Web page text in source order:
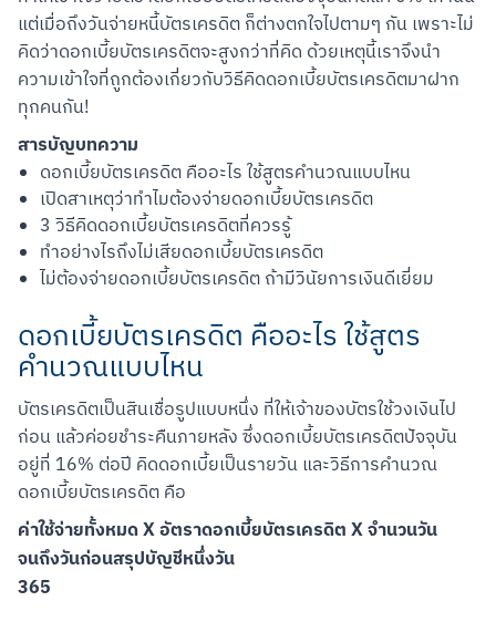
แต่เมื่อถึงวันจ่ายหนี้บัตรเครดิต ก็ต่างตกใจไปตามๆ กัน เพราะไม่
คิดว่าดอกเบี้ยบัตรเครดิตจะสูงกว่าที่คิด ด้วยเหตุนี้เราจึงนำ
ความเข้าใจที่ถูกต้องเกี่ยวกับวิธีคิดดอกเบี้ยบัตรเครดิตมาฝาก
ทุกคนกัน!
สารบัญบทความ
ดอกเบี้ยบัตรเครดิต คืออะไร ใช้สูตรคำนวณแบบไหน
เปิดสาเหตุว่าทำไมต้องจ่ายดอกเบี้ยบัตรเครดิต
3 วิธีคิดดอกเบี้ยบัตรเครดิตที่ควรรู้
ทำอย่างไรถึงไม่เสียดอกเบี้ยบัตรเครดิต
ไม่ต้องจ่ายดอกเบี้ยบัตรเครดิต ถ้ามีวินัยการเงินดีเยี่ยม
ดอกเบี้ยบัตรเครดิต คืออะไร ใช้สูตร
คำนวณแบบไหน
บัตรเครดิตเป็นสินเชื่อรูปแบบหนึ่ง ที่ให้เจ้าของบัตรใช้วงเงินไป
ก่อน แล้วค่อยชำระคืนภายหลัง ซึ่งดอกเบี้ยบัตรเครดิตปัจจุบัน
อยู่ที่ 16% ต่อปี คิดดอกเบี้ยเป็นรายวัน และวิธีการคำนวณ
ดอกเบี้ยบัตรเครดิต คือ
ค่าใช้จ่ายทั้งหมด X อัตราดอกเบี้ยบัตรเครดิต X จำนวนวัน
จนถึงวันก่อนสรุปบัญชีหนึ่งวัน
365